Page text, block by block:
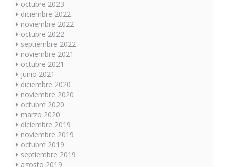
octubre 2023
diciembre 2022
noviembre 2022
octubre 2022
septiembre 2022
noviembre 2021
octubre 2021
junio 2021
diciembre 2020
noviembre 2020
octubre 2020
marzo 2020
diciembre 2019
noviembre 2019
octubre 2019
septiembre 2019
agosto 2019